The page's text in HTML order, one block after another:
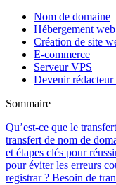
Nom de domaine
Hébergement web
Création de site
E-commerce
Serveur VPS
Devenir
Sommaire
Qu’est-ce que le
transfert de nom de
et étapes clés pour
pour éviter les erreurs
registrar ? Besoin de